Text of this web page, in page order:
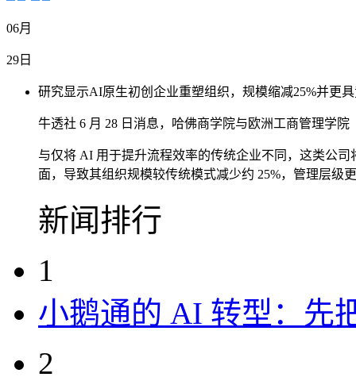
06月
29日
研究显示AI原生初创企业重塑组织，规模缩减25%并更
牛透社 6 月 28 日消息，哈佛商学院与欧洲工商管理学
与仅将 AI 用于提升流程效率的传统企业不同，这类公
面，导致其组织规模较传统模式减少约 25%，管理层级
新闻排行
1
小鹅通的 AI 转型：先
2